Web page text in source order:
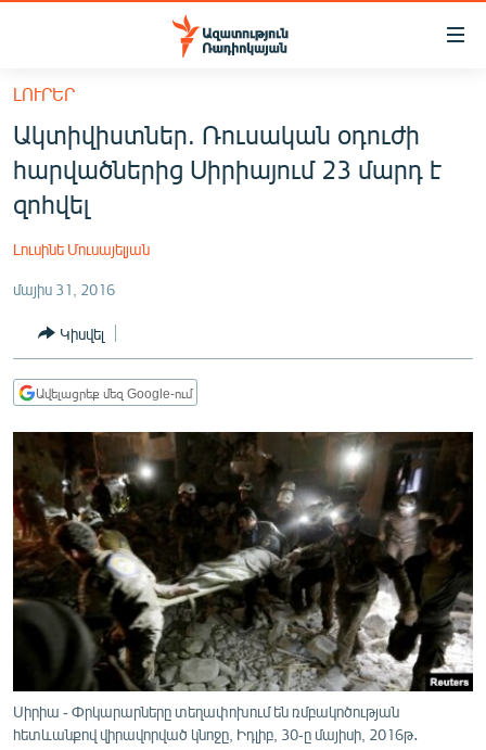
Մատչելիության
հիմնական
բովանդակությանը
Անցնել
հիմնական
մենյուին
ՀԱՅԱՍՏԱՆ
ՔԱՂԱՔԱԿԱՆ
ՏՆՏԵՍՈՒԹՅՈՒՆ
ՂԱՐԱԲԱՂ
ՏԱՐԱԾԱՇՐՋԱՆ
ՄԻՋԱԶԳԱՅԻՆ
ՄՇԱԿՈՒՅԹ
ՍՊՈՐՏ
ՄԵԿՆԱԲԱՆՈՒԹՅՈՒՆ
ՏՏ ԵՒ ԻՆՏԵՐՆԵՏ
ԱՐԽԻՎ
ԼՈՒՐԵՐ
Ակտիվիստներ. Ռուսական օդուժի
հարվածներից Սիրիայում 23 մարդ է
զոհվել
Լուսինե Մուսայելյան
մայիս 31, 2016
Կիսվել
Ավելացրեք մեզ Google-ում
Սիրիա - Փրկարարները տեղափոխում են ռմբակոծության
հետևանքով վիրավորված կնոջը, Իդլիբ, 30-ը մայիսի, 2016թ․